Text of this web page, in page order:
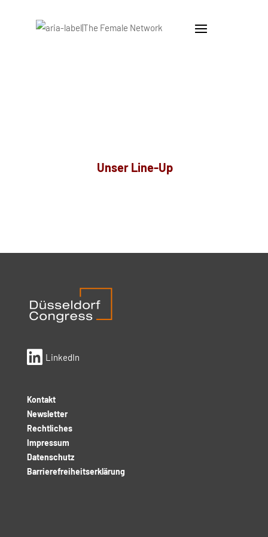
Unser Line-Up
 LinkedIn
Kontakt
Newsletter
Rechtliches
Impressum
Datenschutz
Barrierefreiheitserklärung